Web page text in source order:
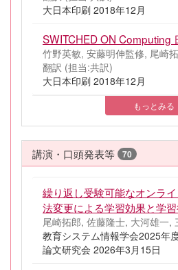
大日本印刷 2018年12月
SWITCHED ON Computing
竹野英敏, 安藤明伸監修, 尾崎
翻訳 (担当:共訳)
大日本印刷 2018年12月
もっとみる
講演・口頭発表等 70
繰り返し受験可能なオンラ
法変更による学習効果と学
尾崎拓郎, 佐藤隆士, 大河雄一,
教育システム情報学会2025年
論文研究会 2026年3月15日